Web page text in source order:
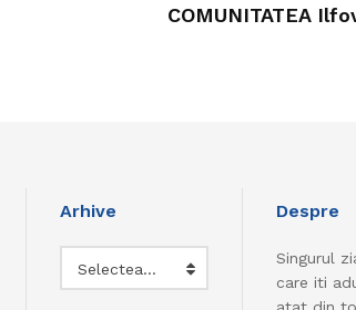
COMUNITATEA
Arhive
Selectează luna
Despre
Singurul
care iti